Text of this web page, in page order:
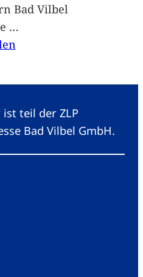
Bad Vilbel
…
teil der ZLP
Bad Vilbel GmbH.